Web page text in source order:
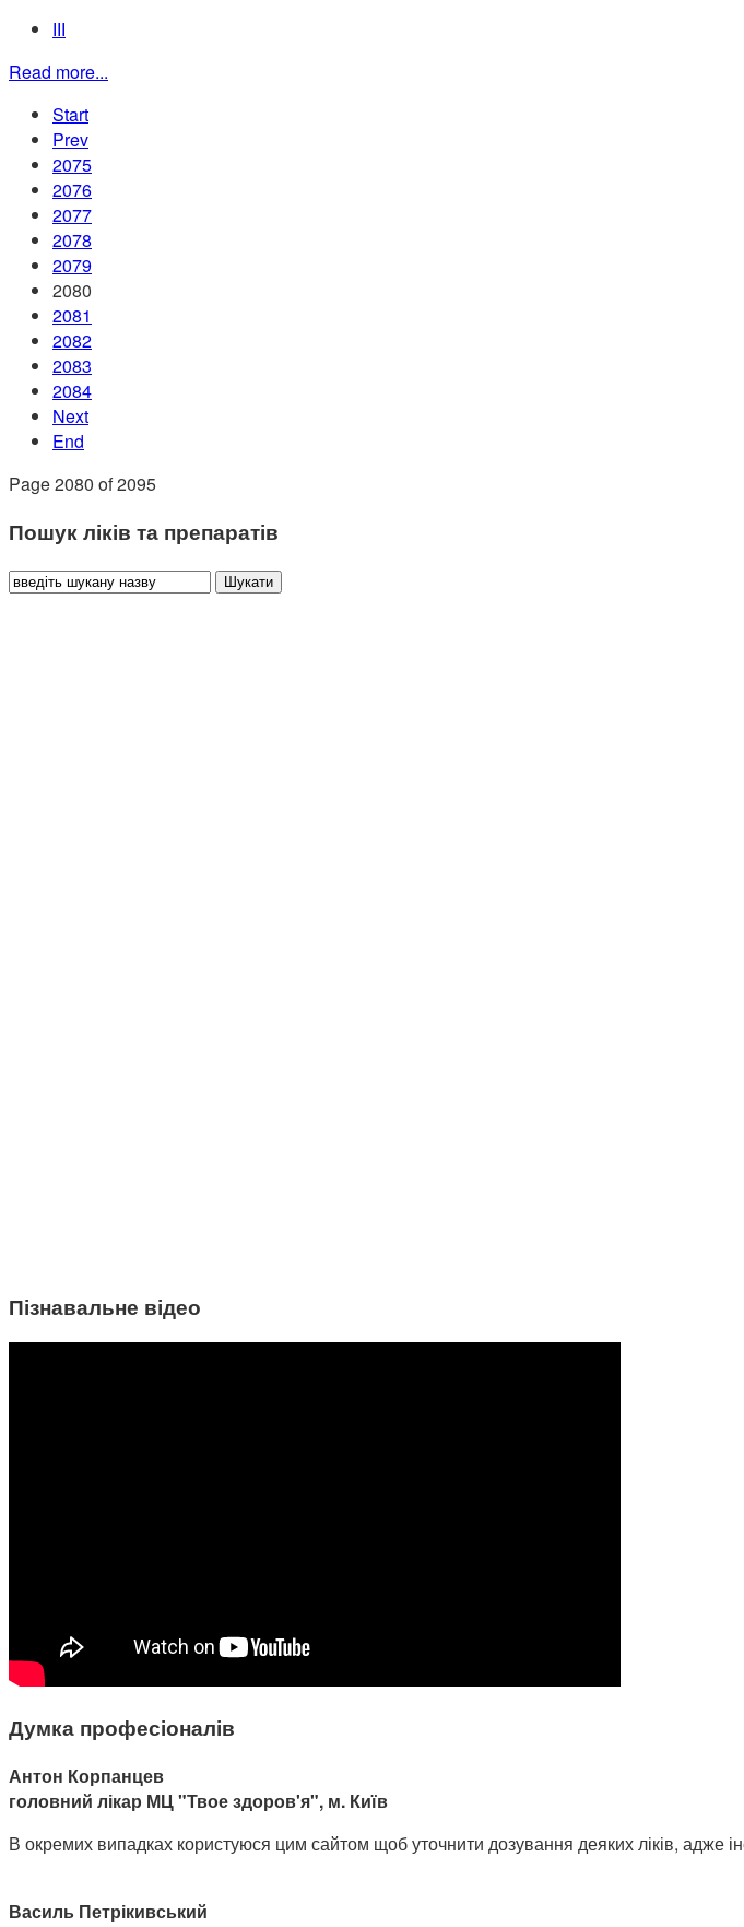
ІІІ
Read more...
Start
Prev
2075
2076
2077
2078
2079
2080
2081
2082
2083
2084
Next
End
Page 2080 of 2095
Пошук ліків та препаратів
Пізнавальне відео
Думка професіоналів
Антон Корпанцев
головний лікар МЦ "Твое здоров'я", м. Київ
В окремих випадках користуюся цим сайтом щоб уточнити дозування деяких ліків, адже
Василь Петрікивський